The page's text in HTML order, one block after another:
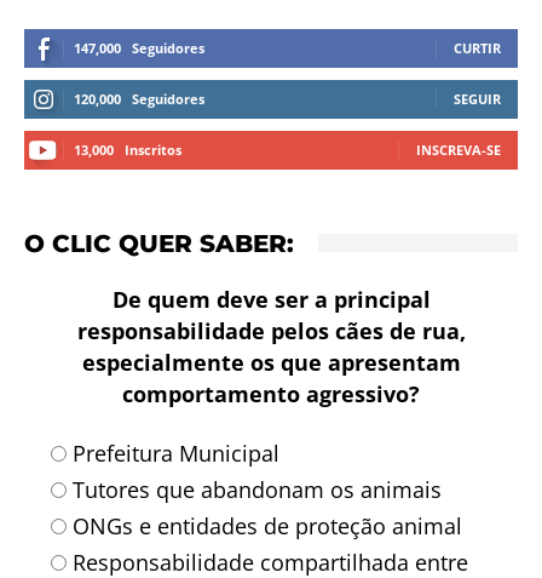
147,000 Seguidores CURTIR
120,000 Seguidores SEGUIR
13,000 Inscritos INSCREVA-SE
O CLIC QUER SABER:
De quem deve ser a principal
responsabilidade pelos cães de rua,
especialmente os que apresentam
comportamento agressivo?
Prefeitura Municipal
Tutores que abandonam os animais
ONGs e entidades de proteção animal
Responsabilidade compartilhada entre